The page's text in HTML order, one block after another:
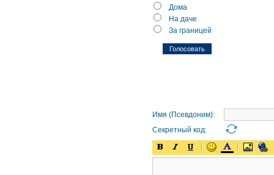
Дома
На даче
За границей
Имя (Псевдоним):
Секретный код: